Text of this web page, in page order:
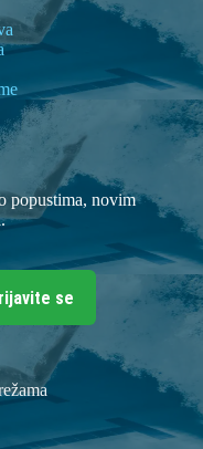
popustima, novim
se